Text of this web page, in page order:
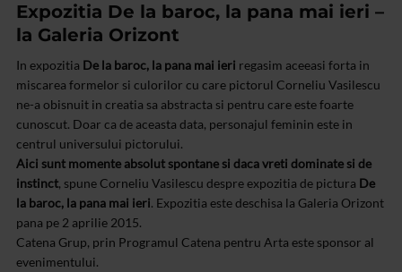
Expozitia De la baroc, la pana mai ieri –
la Galeria Orizont
In expozitia De la baroc, la pana mai ieri regasim aceeasi forta in
miscarea formelor si culorilor cu care pictorul Corneliu Vasilescu
ne-a obisnuit in creatia sa abstracta si pentru care este foarte
cunoscut. Doar ca de aceasta data, personajul feminin este in
centrul universului pictorului.
Aici sunt momente absolut spontane si daca vreti dominate si de
instinct, spune Corneliu Vasilescu despre expozitia de pictura De
la baroc, la pana mai ieri. Expozitia este deschisa la Galeria Orizont
pana pe 2 aprilie 2015.
Catena Grup, prin Programul Catena pentru Arta este sponsor al
evenimentului.